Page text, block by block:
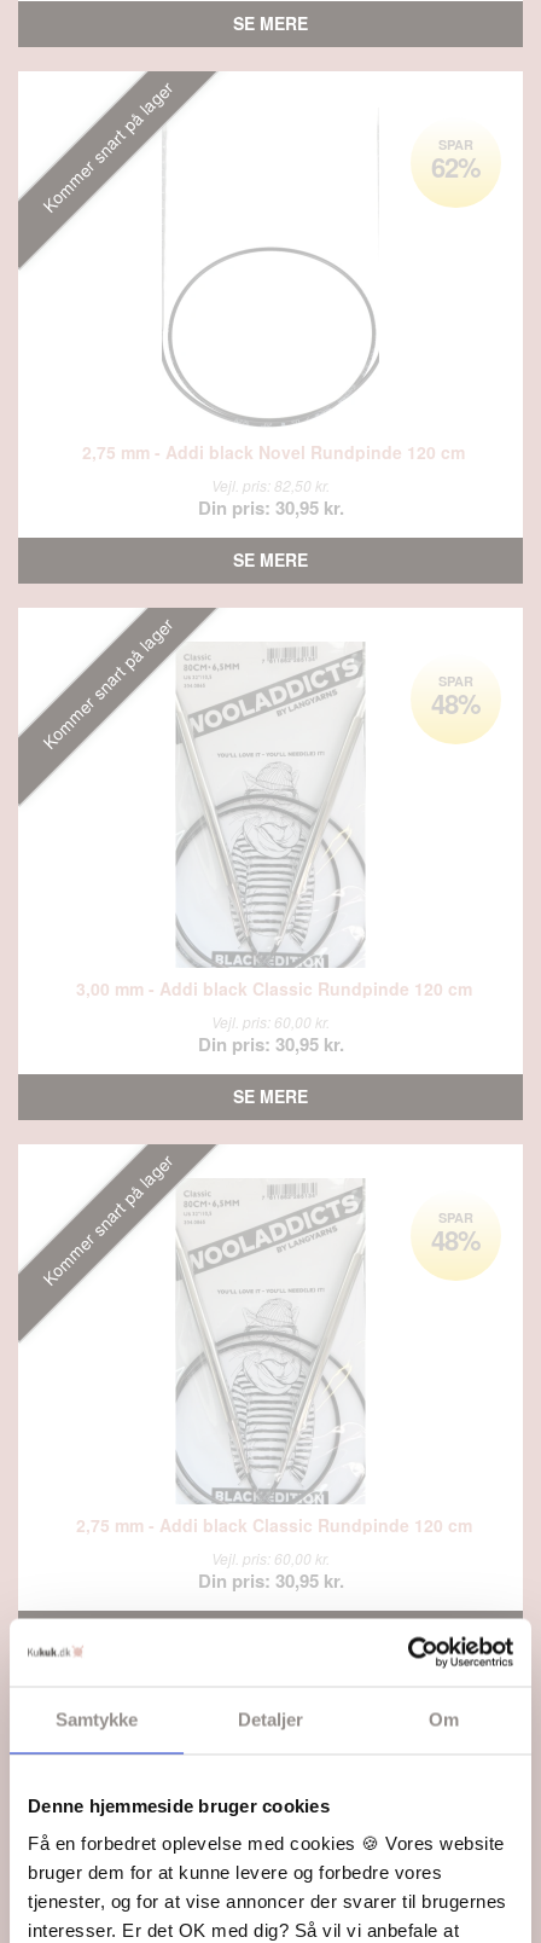
Samtykke Detaljer Om
Denne hjemmeside bruger cookies
Få en forbedret oplevelse med cookies 🍪 Vores website
bruger dem for at kunne levere og forbedre vores
tjenester, og for at vise annoncer der svarer til brugernes
interesser. Er det OK med dig? Så vil vi anbefale at
SE MERE
Kommer snart på lager SPAR
62%
2,75 mm - Addi black Novel Rundpinde 120 cm
Vejl. pris: 82,50 kr.
Din pris: 30,95 kr.
SE MERE
Kommer snart på lager SPAR
48%
3,00 mm - Addi black Classic Rundpinde 120 cm
Vejl. pris: 60,00 kr.
Din pris: 30,95 kr.
SE MERE
Kommer snart på lager SPAR
48%
2,75 mm - Addi black Classic Rundpinde 120 cm
Vejl. pris: 60,00 kr.
Din pris: 30,95 kr.
Kommer snart på lager